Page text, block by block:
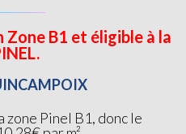
B1 et éligible à la
Pinel B1, donc le